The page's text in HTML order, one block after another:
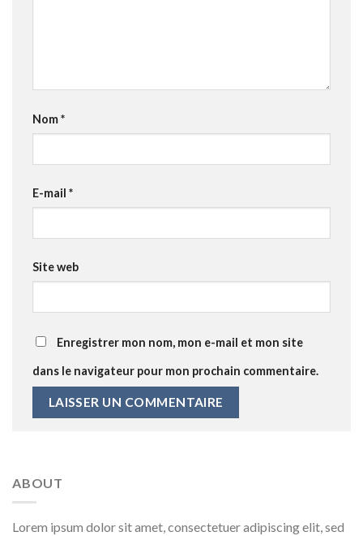
Nom*
E-mail *
Site web
Enregistrer mon nom, mon e-mail et mon site
dans le navigateur pour mon prochain commentaire.
ABOUT
Lorem ipsum dolor sit amet, consectetuer adipiscing elit, sed